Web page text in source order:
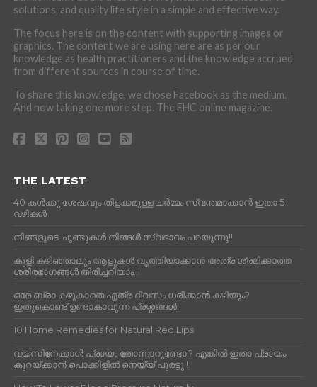
solutions, and quality life style in a simple and effective way.
The focus here is on the content with supporting images or
graphics. The content we are using here are as per our
knowledge as health practitioners and the knowledge accrued
from different sources in course of time.
To share this knowledge, we chose Facebook as the medium.
And now taking one more step. The EHC online magazine.
THE LATEST
40 കൾക്കു ശേഷവും തിളക്കമുള്ള ചർമ്മം സ്വന്തമാക്കാൻ ഇതാ 5
വഴികൾ
നിങ്ങളുടെ ചുണ്ടുകൾ നിങ്ങൾ സ്വഭാവം പറയുന്നു!!
കുളി കഴിഞ്ഞാലും ആളുകള്‍ വൃത്തിയാക്കാന്‍ അത്ര ശ്രമിക്കാത്ത
ശരീരഭാഗങ്ങള്‍ തിരിച്ചറിയാം.!
ഒരേ ബ്രാ കഴുകാതെ എത്ര ദിവസം ധരിക്കാൻ കഴിയും?
ഇതുകൊണ്ട് ഉണ്ടാകാവുന്ന പ്രശ്നങ്ങൾ.!
10 Home Remedies for Natural Red Lips
വയസിനേക്കാൾ പ്രായം തോന്നാറുണ്ടോ.? എങ്കിൽ ഇതാ പ്രായം
കുറയ്ക്കാന്‍ പൊക്കിളില്‍ നെയ്യ് പുരട്ടൂ.!